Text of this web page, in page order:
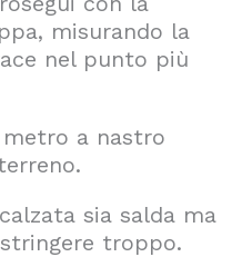
misurando la
nel punto più
metro a nastro
sia salda ma
troppo.